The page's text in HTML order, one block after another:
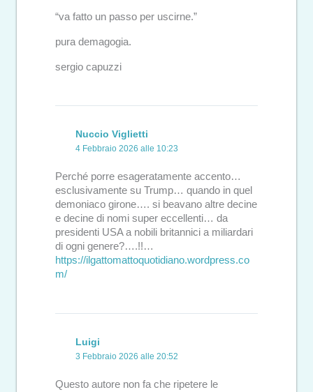
“va fatto un passo per uscirne.”
pura demagogia.
sergio capuzzi
Nuccio Viglietti
4 Febbraio 2026 alle 10:23
Perché porre esageratamente accento…
esclusivamente su Trump… quando in quel
demoniaco girone…. si beavano altre decine
e decine di nomi super eccellenti… da
presidenti USA a nobili britannici a miliardari
di ogni genere?….!!…
https://ilgattomattoquotidiano.wordpress.co
m/
Luigi
3 Febbraio 2026 alle 20:52
Questo autore non fa che ripetere le